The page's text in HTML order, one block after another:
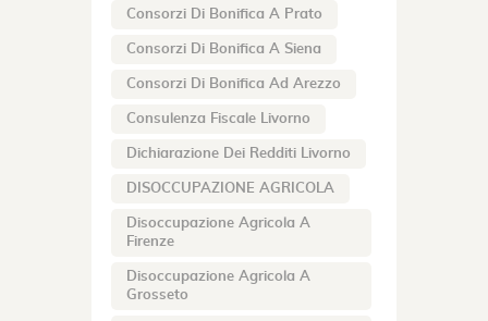
Consorzi Di Bonifica A Prato
Consorzi Di Bonifica A Siena
Consorzi Di Bonifica Ad Arezzo
Consulenza Fiscale Livorno
Dichiarazione Dei Redditi Livorno
DISOCCUPAZIONE AGRICOLA
Disoccupazione Agricola A
Firenze
Disoccupazione Agricola A
Grosseto